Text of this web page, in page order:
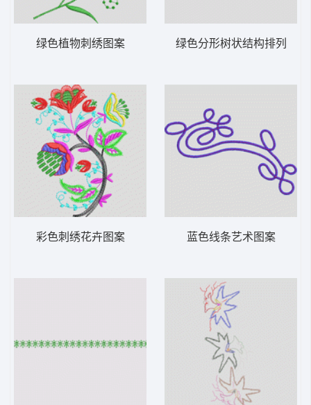
绿色植物刺绣图案
彩色刺绣花卉图案
绿色分形树状结构排列
蓝色线条艺术图案